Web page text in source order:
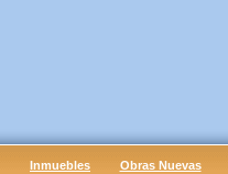
Inmuebles Obras Nuevas